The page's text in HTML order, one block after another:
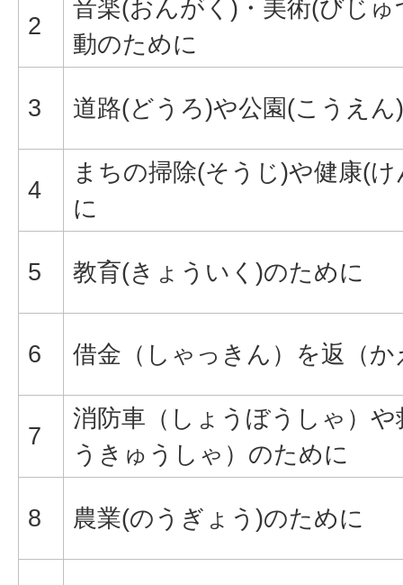
2
音楽(おんがく)・美術(びじ
動のために
3 道路(どうろ)や公園(こうえ
4
まちの掃除(そうじ)や健康(
に
5 教育(きょういく)のために
6 借金（しゃっきん）を返（
7
消防車（しょうぼうしゃ）
うきゅうしゃ）のために
8 農業(のうぎょう)のために